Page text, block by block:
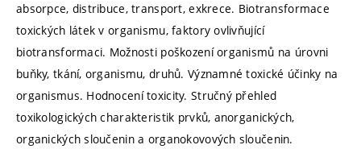
absorpce, distribuce, transport, exkrece. Biotransformace
toxických látek v organismu, faktory ovlivňující
biotransformaci. Možnosti poškození organismů na úrovni
buňky, tkání, organismu, druhů. Významné toxické účinky na
organismus. Hodnocení toxicity. Stručný přehled
toxikologických charakteristik prvků, anorganických,
organických sloučenin a organokovových sloučenin.